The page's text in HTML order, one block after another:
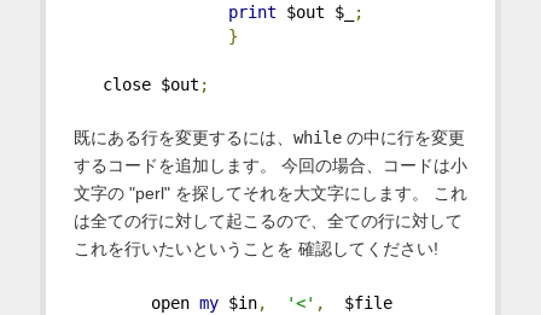
print $out $_
;
}
close $out ;
既にある行を変更するには、 whileの中に行を変更
するコードを追加します。 今回の場合、コードは小
文字の "perl" を探してそれを大文字にします。 これ
は全ての行に対して起こるので、全ての行に対して
これを行いたいということを 確認してください!
open my $in, '<' ,
$file